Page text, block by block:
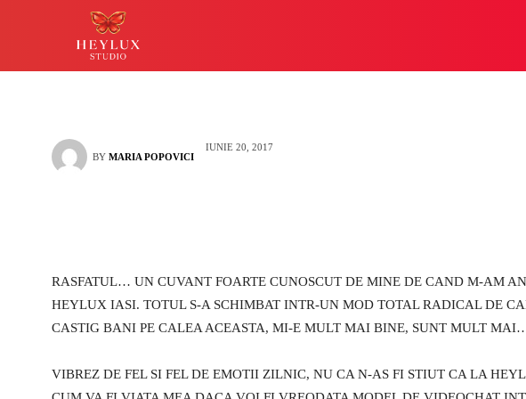
La Heylux am cel mai
BY MARIA POPOVICI
IUNIE 20, 2017
RASFATUL… UN CUVANT FOARTE CUNOSCUT DE MINE DE CAND M-AM
HEYLUX IASI. TOTUL S-A SCHIMBAT INTR-UN MOD TOTAL RADICAL DE
CASTIG BANI PE CALEA ACEASTA, MI-E MULT MAI BINE, SUNT MULT
VIBREZ DE FEL SI FEL DE EMOTII ZILNIC, NU CA N-AS FI STIUT CA LA